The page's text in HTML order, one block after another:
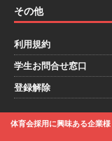
その他
利用規約
学生お問合せ窓口
登録解除
体育会採用に興味ある企業様